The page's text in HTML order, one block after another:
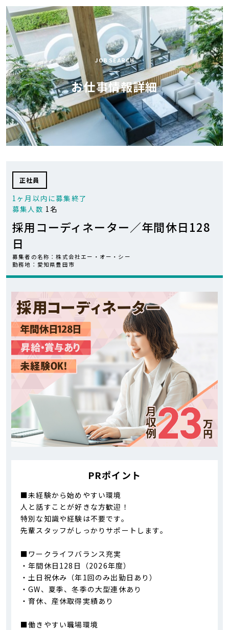
お仕事検索
AOCが
選ばれる理由
お仕事開始の流れ
スペシャル
コンテンツ
AOC BLOG 会社紹介
0
カンタンWEB応募
JOB SEARCH
お仕事情報詳細
正社員
1ヶ月以内に募集終了
募集人数 1名
採用コーディネーター／年間休日128
日
募集者の名称：株式会社エー・オー・シー
勤務地：愛知県豊田市
PRポイント
■未経験から始めやすい環境
人と話すことが好きな方歓迎！
特別な知識や経験は不要です。
先輩スタッフがしっかりサポートします。
■ワークライフバランス充実
・年間休日128日（2026年度）
・土日祝休み（年1回のみ出勤日あり）
・GW、夏季、冬季の大型連休あり
・育休、産休取得実績あり
■働きやすい職場環境